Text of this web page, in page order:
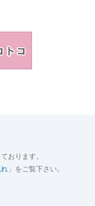
おります。
」をご覧下さい。